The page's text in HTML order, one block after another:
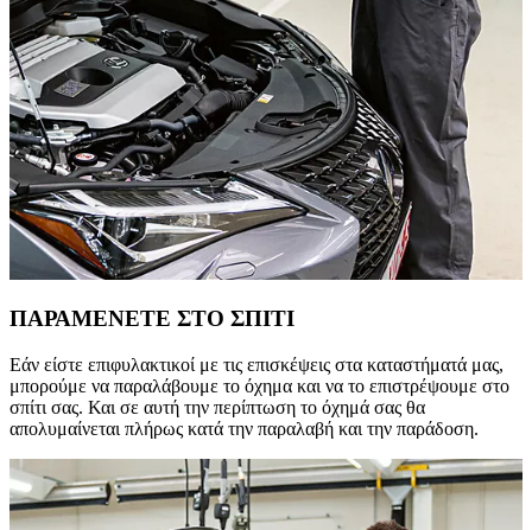
ΠΑΡΑΜΕΝΕΤΕ ΣΤΟ ΣΠΙΤΙ
Εάν είστε επιφυλακτικοί με τις επισκέψεις στα καταστήματά μας,
μπορούμε να παραλάβουμε το όχημα και να το επιστρέψουμε στο
σπίτι σας. Και σε αυτή την περίπτωση το όχημά σας θα
απολυμαίνεται πλήρως κατά την παραλαβή και την παράδοση.